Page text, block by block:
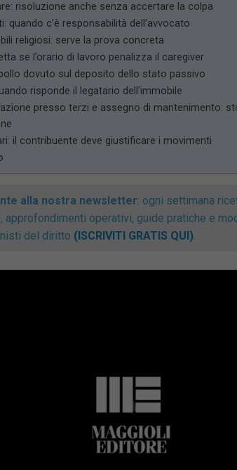
risoluzione anche senza accertare la colpa
quando c’è responsabilità dell’avvocato
religiosi: serve la prova concreta
se l’orario di lavoro penalizza il caregiver
dovuto sul deposito dello stato passivo
risponde il legatario dell’immobile
presso terzi e assegno di mantenimento:
il contribuente deve giustificare i movimenti
alla nostra newsletter: ogni settimana
approfondimenti operativi, guide pratiche e
del diritto (ISCRIVITI GRATIS QUI).